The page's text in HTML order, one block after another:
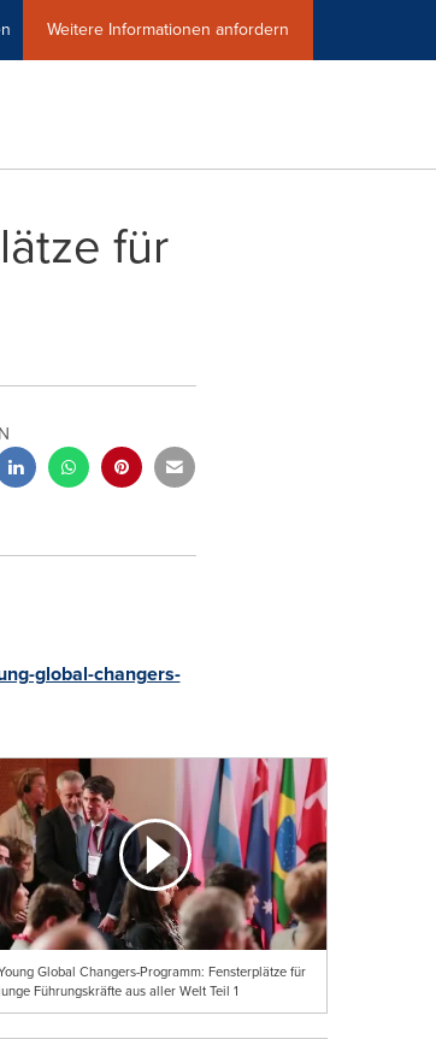
Weitere Informationen anfordern
für
global-changers-
Global Changers-Programm: Fensterplätze für
Führungskräfte aus aller Welt Teil 1